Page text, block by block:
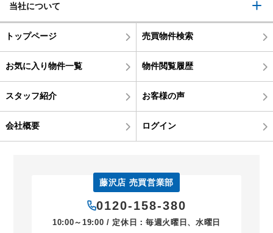
当社について
トップページ 売買物件検索
お気に入り物件一覧 物件閲覧履歴
スタッフ紹介 お客様の声
会社概要 ログイン
藤沢店 売買営業部
0120-158-380
10:00～19:00 / 定休日：毎週火曜日、水曜日